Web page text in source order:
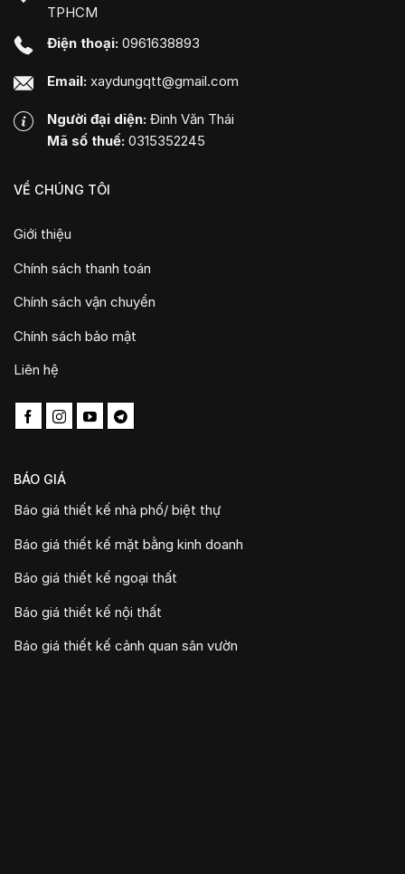
TPHCM
Điện thoại: 0961638893
Email: xaydungqtt@gmail.com
Người đại diện: Đinh Văn Thái
Mã số thuế: 0315352245
VỀ CHÚNG TÔI
Giới thiệu
Chính sách thanh toán
Chính sách vận chuyển
Chính sách bảo mật
Liên hệ
BÁO GIÁ
Báo giá thiết kế nhà phố/ biệt thự
Báo giá thiết kế mặt bằng kinh doanh
Báo giá thiết kế ngoại thất
Báo giá thiết kế nội thất
Báo giá thiết kế cảnh quan sân vườn